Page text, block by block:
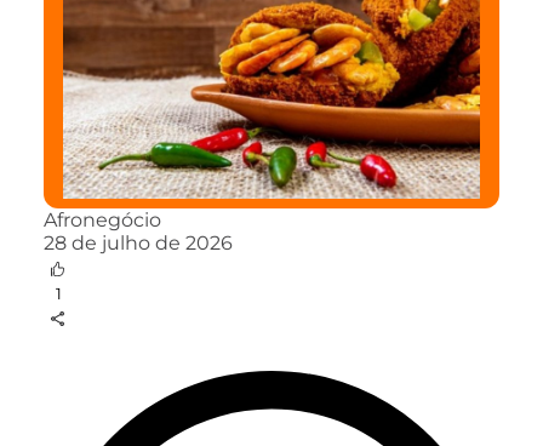
Afronegócio
28 de julho de 2026
1